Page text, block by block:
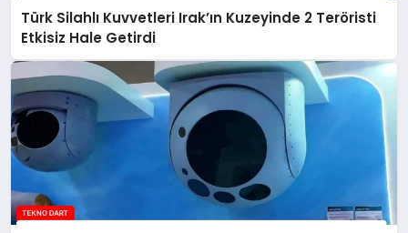
Türk Silahlı Kuvvetleri Irak’ın Kuzeyinde 2 Teröristi
Etkisiz Hale Getirdi